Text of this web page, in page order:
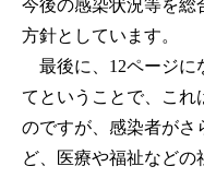
今後の感染状況等を総
方針としています。
最後に、12ページに
てということで、これ
のですが、感染者がさ
ど、医療や福祉など